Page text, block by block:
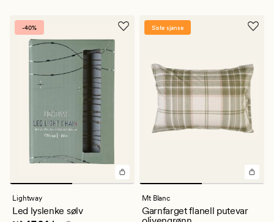
-40%
Lightway
Led lyslenke sølv
Siste sjanse
Mt Blanc
Garnfarget flanell putevar